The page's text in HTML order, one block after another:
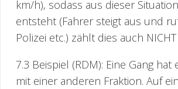
km/h), sodass aus dieser
entsteht (Fahrer steigt aus und
Polizei etc.) zählt dies auch
7.3 Beispiel (RDM): Eine Gang hat
mit einer anderen Fraktion. Auf